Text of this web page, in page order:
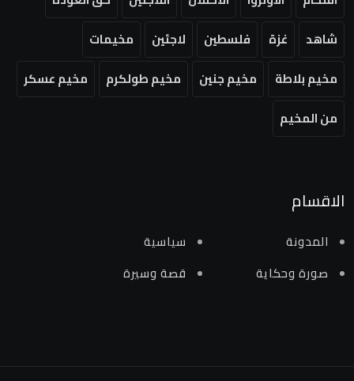
شاهد
غزة فلسطين لاجئين
مخيمات
مخيم بلاطة
مخيم جنين مخيم طولكرم
مخيم عسكر
من المخيم
الاقسام
المدونة
سياسية
صورة وحكاية
قصة وسيرة